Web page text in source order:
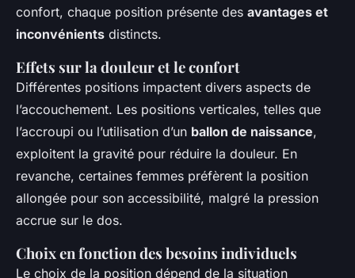
confort, chaque position présente des avantages et
inconvénients distincts.
Effets sur la douleur et le confort
Différentes positions impactent divers aspects de
l’accouchement. Les positions verticales, telles que
l’accroupi ou l’utilisation d’un ballon de naissance,
exploitent la gravité pour réduire la douleur. En
revanche, certaines femmes préfèrent la position
allongée pour son accessibilité, malgré la pression
accrue sur le dos.
Choix en fonction des besoins individuels
Le choix de la position dépend de la situation